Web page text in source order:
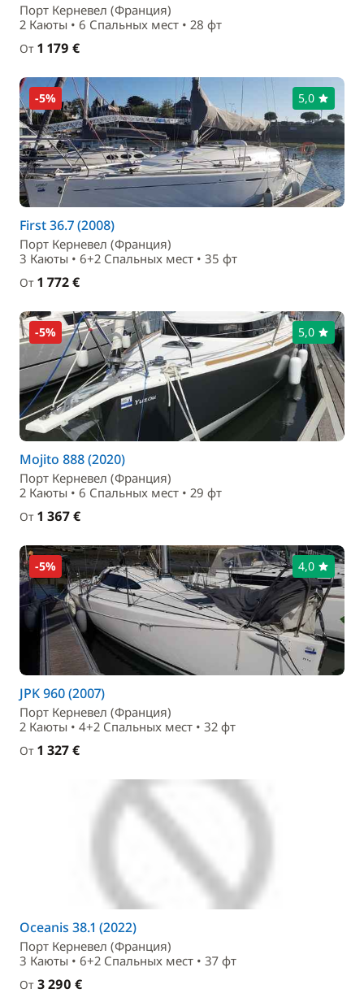
Порт Керневел (Франция)
2 Каюты • 6 Спальныx мест • 28 фт
От 1 179 €
-5% 5,0
First 36.7 (2008)
Порт Керневел (Франция)
3 Каюты • 6+2 Спальныx мест • 35 фт
От 1 772 €
-5% 5,0
Mojito 888 (2020)
Порт Керневел (Франция)
2 Каюты • 6 Спальныx мест • 29 фт
От 1 367 €
-5% 4,0
JPK 960 (2007)
Порт Керневел (Франция)
2 Каюты • 4+2 Спальныx мест • 32 фт
От 1 327 €
Oceanis 38.1 (2022)
Порт Керневел (Франция)
3 Каюты • 6+2 Спальныx мест • 37 фт
От 3 290 €